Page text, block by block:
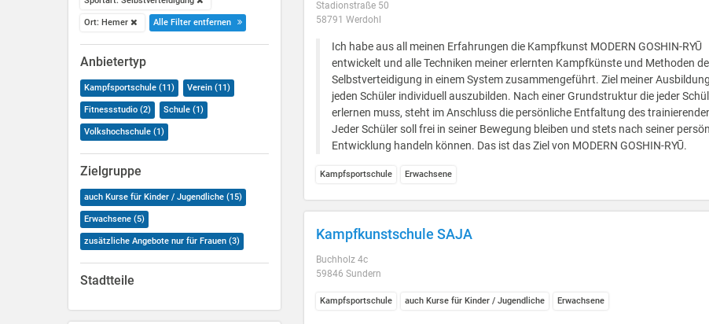
Ort: Hemer Alle Filter entfernen
Anbietertyp
Kampfsportschule (11) Verein (11)
Fitnessstudio (2) Schule (1)
Volkshochschule (1)
Zielgruppe
auch Kurse für Kinder / Jugendliche (15)
Erwachsene (5)
zusätzliche Angebote nur für Frauen (3)
Stadtteile
Stadionstraße 50
58791 Werdohl
Ich habe aus all meinen Erfahrungen die Kampfkunst MODERN GOSHIN-RYŪ
entwickelt und alle Techniken meiner erlernten Kampfkünste und Methoden
Selbstverteidigung in einem System zusammengeführt. Ziel meiner
jeden Schüler individuell auszubilden. Nach einer Grundstruktur die jeder
erlernen muss, steht im Anschluss die persönliche Entfaltung des
Jeder Schüler soll frei in seiner Bewegung bleiben und stets nach seiner
Entwicklung handeln können. Das ist das Ziel von MODERN GOSHIN-RYŪ.
Kampfsportschule Erwachsene
Kampfkunstschule SAJA
Buchholz 4c
59846 Sundern
Kampfsportschule auch Kurse für Kinder / Jugendliche Erwachsene